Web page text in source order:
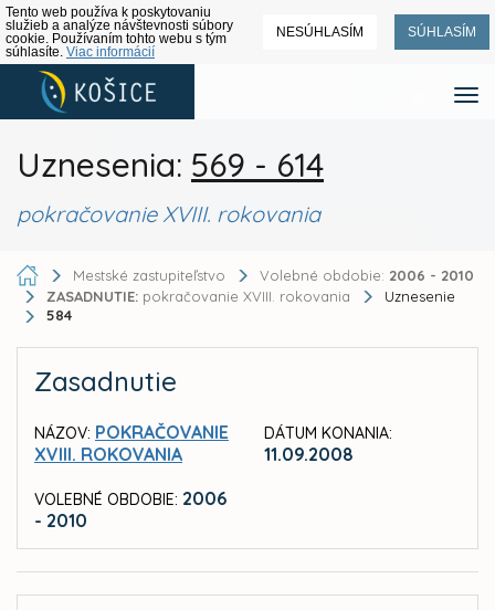
Tento web používa k poskytovaniu
služieb a analýze návštevnosti súbory
cookie. Používaním tohto webu s tým
súhlasíte. Viac informácií
NESÚHLASÍM SÚHLASÍM
Uznesenia: 569 - 614
pokračovanie XVIII. rokovania
Mestské zastupiteľstvo Volebné obdobie: 2006 - 2010
ZASADNUTIE: pokračovanie XVIII. rokovania
Uznesenie
584
Zasadnutie
NÁZOV: POKRAČOVANIE
XVIII. ROKOVANIA
VOLEBNÉ OBDOBIE: 2006
- 2010
DÁTUM KONANIA:
11.09.2008